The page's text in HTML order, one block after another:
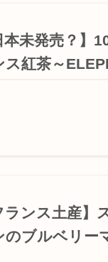
本未発売？】
ス紅茶～
ランス土産】
のブルベリー